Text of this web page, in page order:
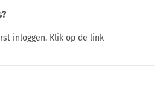
inloggen. Klik op de link